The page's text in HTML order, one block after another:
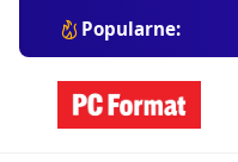
Popularne: